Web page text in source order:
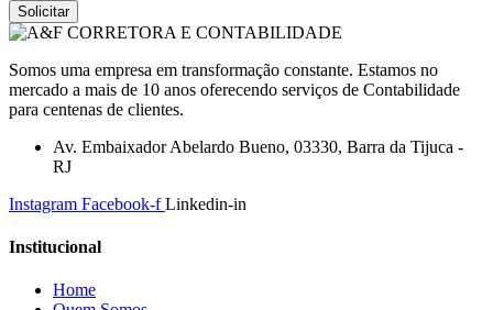
Solicitar
Somos uma empresa em transformação constante. Estamos no
mercado a mais de 10 anos oferecendo serviços de Contabilidade
para centenas de clientes.
Av. Embaixador Abelardo Bueno, 03330, Barra da Tijuca -
RJ
Instagram Facebook-f Linkedin-in
Institucional
Home